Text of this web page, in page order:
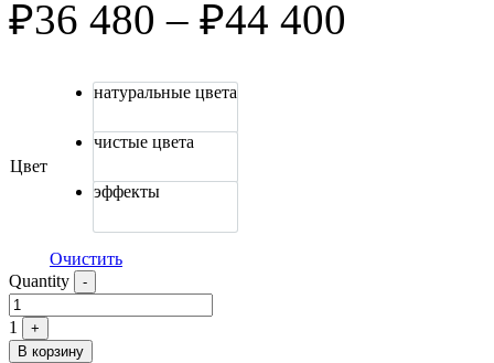
₽36 480 – ₽44 400
Цвет
натуральные цвета
чистые цвета
эффекты
Очистить
Quantity
-
1
+
В корзину